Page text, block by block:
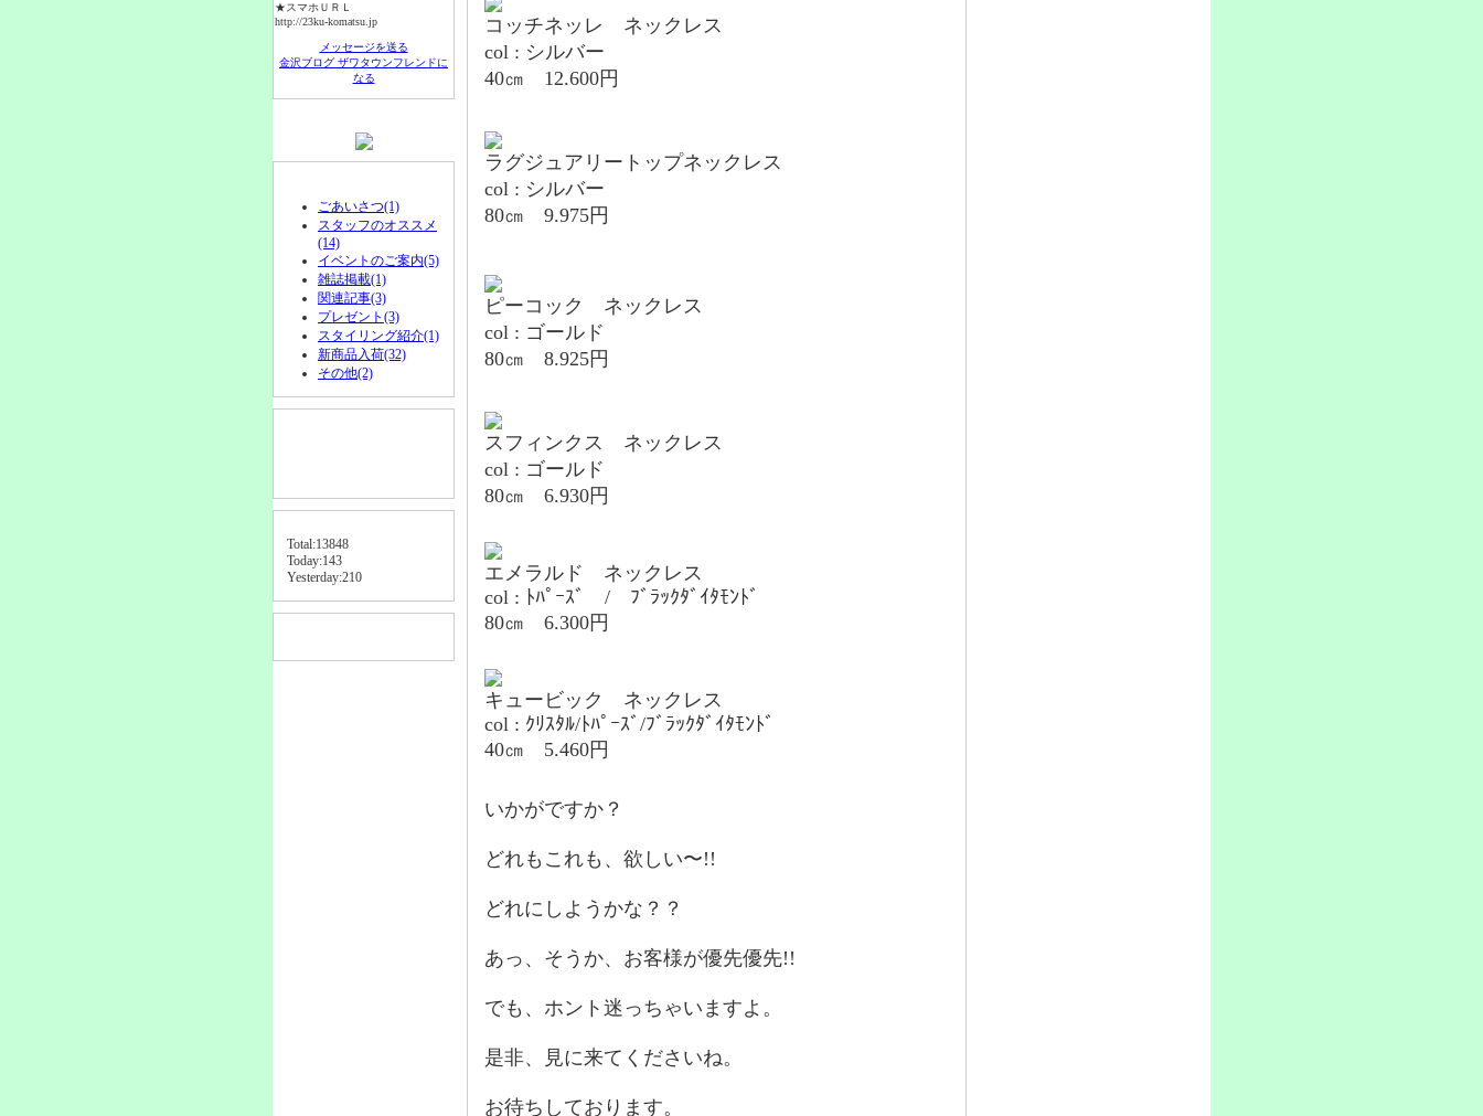
★スマホＵＲＬ
http://23ku-komatsu.jp
メッセージを送る
金沢ブログ ザワタウンフレンドに
なる
ごあいさつ(1)
スタッフのオススメ
(14)
イベントのご案内(5)
雑誌掲載(1)
関連記事(3)
プレゼント(3)
スタイリング紹介(1)
新商品入荷(32)
その他(2)
Total:13848
Today:143
Yesterday:210
コッチネッレ ネックレス
col : シルバー
40㎝ 12.600円
ラグジュアリートップネックレス
col : シルバー
80㎝ 9.975円
ピーコック ネックレス
col : ゴールド
80㎝ 8.925円
スフィンクス ネックレス
col : ゴールド
80㎝ 6.930円
エメラルド ネックレス
col : ﾄﾊﾟｰｽﾞ / ﾌﾞﾗｯｸﾀﾞｲﾀﾓﾝﾄﾞ
80㎝ 6.300円
キュービック ネックレス
col : ｸﾘｽﾀﾙ/ﾄﾊﾟｰｽﾞ/ﾌﾞﾗｯｸﾀﾞｲﾀﾓﾝﾄﾞ
40㎝ 5.460円
いかがですか？
どれもこれも、欲しい〜!!
どれにしようかな？？
あっ、そうか、お客様が優先優先!!
でも、ホント迷っちゃいますよ。
是非、見に来てくださいね。
お待ちしております。